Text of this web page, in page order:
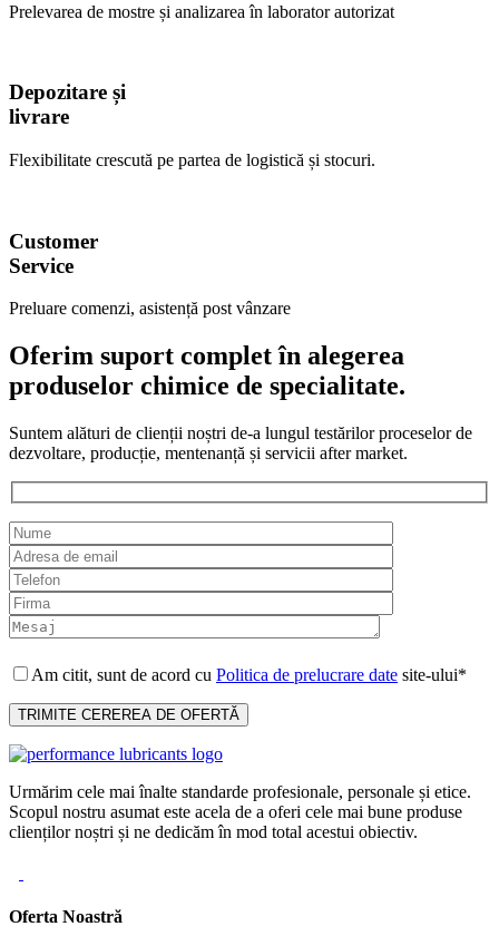
Prelevarea de mostre și analizarea în laborator autorizat
Depozitare și
livrare
Flexibilitate crescută pe partea de logistică și stocuri.
Customer
Service
Preluare comenzi, asistență post vânzare
Oferim suport complet în alegerea
produselor chimice de specialitate.
Suntem alături de clienții noștri de-a lungul testărilor proceselor de
dezvoltare, producție, mentenanță și servicii after market.
Am citit, sunt de acord cu Politica de prelucrare date site-ului*
Urmărim cele mai înalte standarde profesionale, personale și etice.
Scopul nostru asumat este acela de a oferi cele mai bune produse
clienților noștri și ne dedicăm în mod total acestui obiectiv.
Oferta Noastră